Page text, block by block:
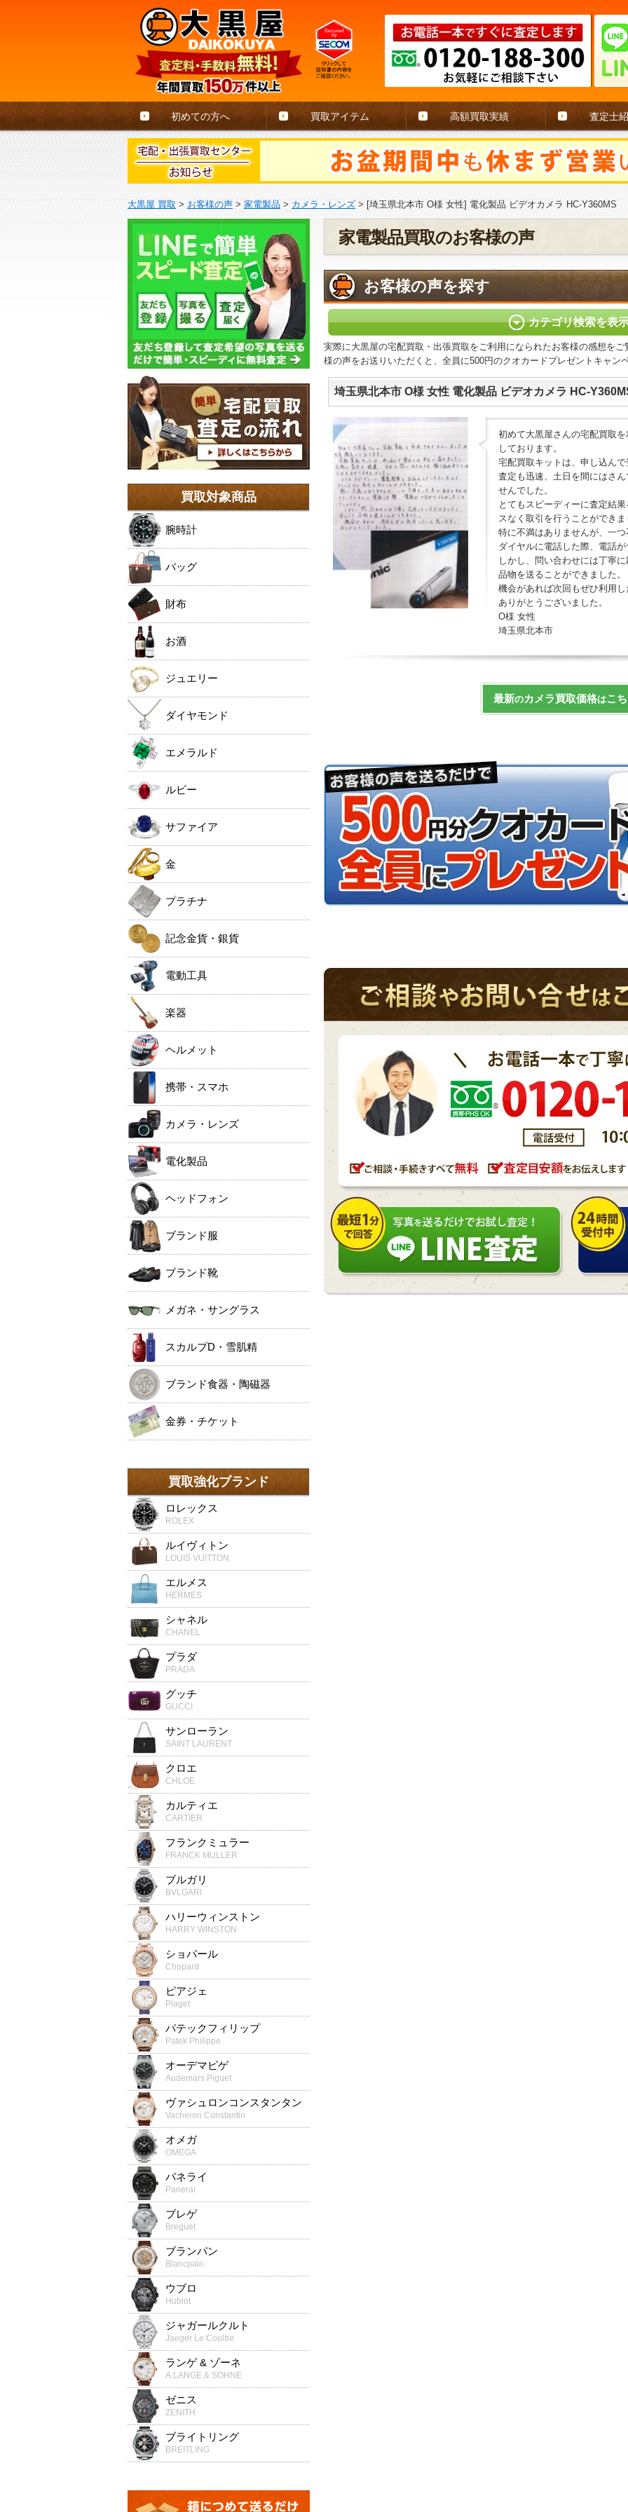
初めての方へ 買取アイテム 高額買取実績 査定士
大黒屋 買取 > お客様の声 > 家電製品 > カメラ・レンズ > [埼玉県北本市 O様 女性] 電化製品 ビデオカメラ HC-Y360MS
家電製品買取のお客様の声
お客様の声を探す
カテゴリ検索を表
実際に大黒屋の宅配買取・出張買取をご利用になられたお客様の感想を
様の声をお送りいただくと、全員に500円のクオカードプレゼントキャン
埼玉県北本市 O様 女性 電化製品 ビデオカメラ HC-
初めて大黒屋さんの宅配買取
しております。
宅配買取キットは、申し込ん
査定も迅速、土日を間にはさ
せんでした。
とてもスピーディーに査定結
スなく取引を行うことができ
特に不満はありませんが、一
ダイヤルに電話した際、電話
しかし、問い合わせには丁寧
品物を送ることができました。
機会があれば次回もぜひ利用
ありがとうございました。
O様 女性
埼玉県北本市
最新のカメラ買取価格はこ
買取対象商品
腕時計
バッグ
財布
お酒
ジュエリー
ダイヤモンド
エメラルド
ルビー
サファイア
金
プラチナ
記念金貨・銀貨
電動工具
楽器
ヘルメット
携帯・スマホ
カメラ・レンズ
電化製品
ヘッドフォン
ブランド服
ブランド靴
メガネ・サングラス
スカルプD・雪肌精
ブランド食器・陶磁器
金券・チケット
買取強化ブランド
ロレックス
ROLEX
ルイヴィトン
LOUIS VUITTON
エルメス
HERMES
シャネル
CHANEL
プラダ
PRADA
グッチ
GUCCI
サンローラン
SAINT LAURENT
クロエ
CHLOE
カルティエ
CARTIER
フランクミュラー
FRANCK MULLER
ブルガリ
BVLGARI
ハリーウィンストン
HARRY WINSTON
ショパール
Chopard
ピアジェ
Piaget
パテックフィリップ
Patek Philippe
オーデマピゲ
Audemars Piguet
ヴァシュロンコンスタンタン
Vacheron Constantin
オメガ
OMEGA
パネライ
Panerai
ブレゲ
Breguet
ブランパン
Blancpain
ウブロ
Hublot
ジャガールクルト
Jaeger Le Coultre
ランゲ & ゾーネ
A.LANGE & SOHNE
ゼニス
ZENITH
ブライトリング
BREITLING